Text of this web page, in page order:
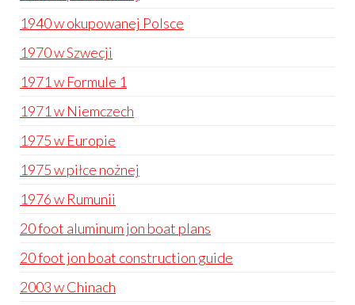
1940 w okupowanej Polsce
1970 w Szwecji
1971 w Formule 1
1971 w Niemczech
1975 w Europie
1975 w piłce nożnej
1976 w Rumunii
20 foot aluminum jon boat plans
20 foot jon boat construction guide
2003 w Chinach